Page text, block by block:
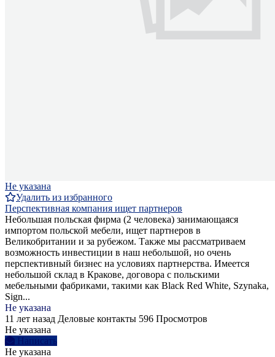
Не указана
Удалить из избранного
Перспективная компания ищет партнеров
Небольшая польская фирма (2 человека) занимающаяся
импортом польской мебели, ищет партнеров в
Великобритании и за рубежом. Также мы рассматриваем
возможность инвестиции в наш небольшой, но очень
перспективный бизнес на условиях партнерства. Имеется
небольшой склад в Кракове, договора с польскими
мебельными фабриками, такими как Black Red White, Szynaka,
Sign...
Не указана
11 лет назад Деловые контакты 596 Просмотров
Не указана
Написать
Не указана